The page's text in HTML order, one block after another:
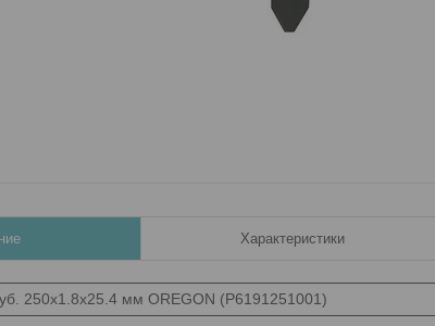
Характеристики
250х1.8х25.4 мм OREGON (P6191251001)